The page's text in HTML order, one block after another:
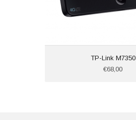
TP-Link M7350
€68,00